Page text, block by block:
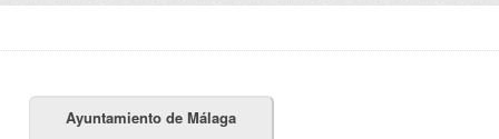
Ayuntamiento de Málaga